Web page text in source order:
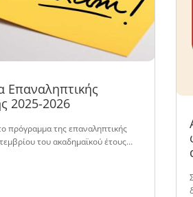
Επαναληπτικής
2025-2026
πρόγραμμα της επαναληπτικής
του ακαδημαϊκού έτους…